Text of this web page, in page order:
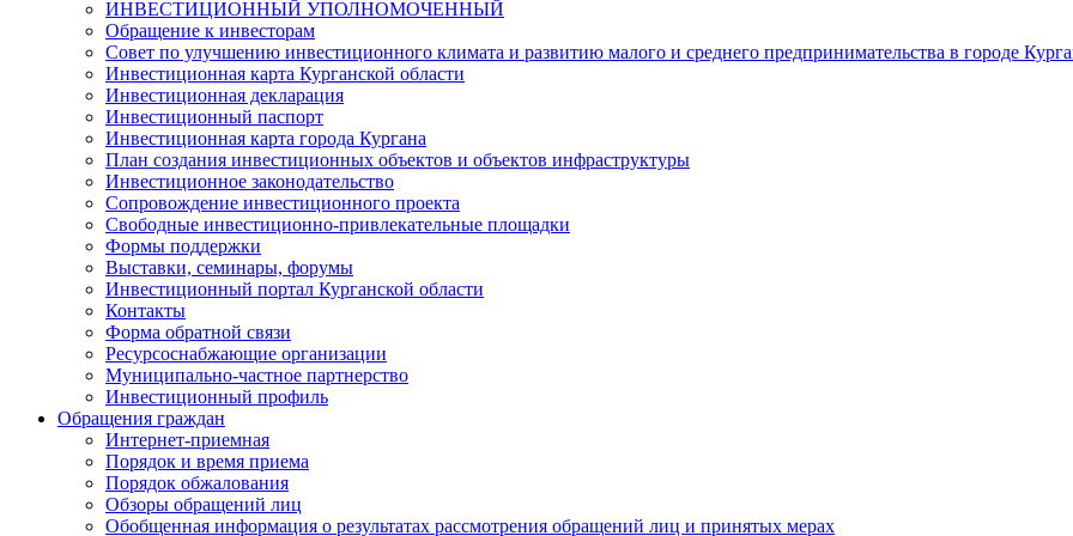
ИНВЕСТИЦИОННЫЙ УПОЛНОМОЧЕННЫЙ
Обращение к инвесторам
Совет по улучшению инвестиционного климата и развитию малого и среднего предпринимательства в городе
Инвестиционная карта Курганской области
Инвестиционная декларация
Инвестиционный паспорт
Инвестиционная карта города Кургана
План создания инвестиционных объектов и объектов инфраструктуры
Инвестиционное законодательство
Сопровождение инвестиционного проекта
Свободные инвестиционно-привлекательные площадки
Формы поддержки
Выставки, семинары, форумы
Инвестиционный портал Курганской области
Контакты
Форма обратной связи
Ресурсоснабжающие организации
Муниципально-частное партнерство
Инвестиционный профиль
Обращения граждан
Интернет-приемная
Порядок и время приема
Порядок обжалования
Обзоры обращений лиц
Обобщенная информация о результатах рассмотрения обращений лиц и принятых мерах